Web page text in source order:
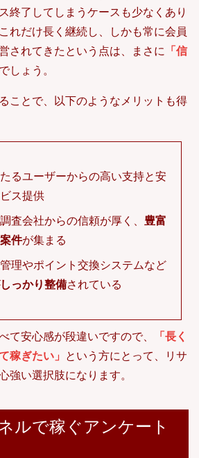
終了してしまうケースも少なくあり
れだけ長く継続し、しかも常に会員
されてきたという点は、まさに
「信
しょう。
ことで、以下のようなメリットも得
るユーザーからの高い支持と安
ス提供
査会社からの信頼が厚く、 豊富
件が集まる
理やポイント交換システムなど
っかり整備されている
て安心感が段違いですので、
「長く
稼ぎたい」
という方にとって、リサ
強い選択肢になります。
ルで稼ぐアンケート